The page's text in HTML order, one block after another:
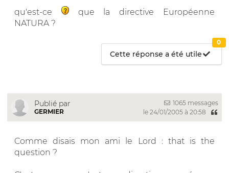
qu'est-ce
que la directive Européenne
NATURA ?
Cette réponse a été utile
0
Publié par
GERMIER
1065 messages
le 24/01/2005 à 20:58
Comme disais mon ami le Lord : that is the
question ?